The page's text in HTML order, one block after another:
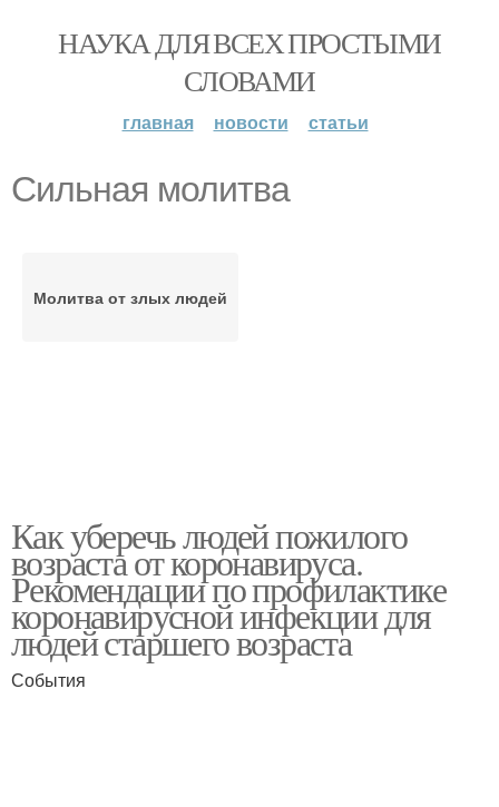
НАУКА ДЛЯ ВСЕХ ПРОСТЫМИ
СЛОВАМИ
главная новости статьи
Сильная молитва
Молитва от злых людей
Как уберечь людей пожилого
возраста от коронавируса.
Рекомендации по профилактике
коронавирусной инфекции для
людей старшего возраста
События